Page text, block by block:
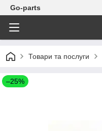
Go-parts
Товари та послуги
–25%